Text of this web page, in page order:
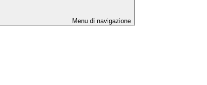
Menu di navigazione